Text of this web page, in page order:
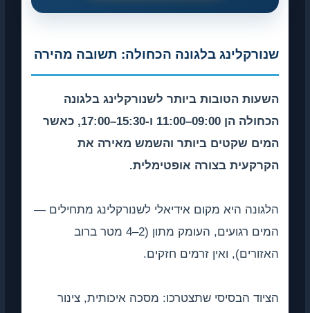
שנורקלינג בלגונה הכחולה: תשובה מהירה
השעות הטובות ביותר לשנורקלינג בלגונה
הכחולה הן 09:00–11:00 ו-15:30–17:00, כאשר
המים שקטים ביותר והשמש מאירה את
הקרקעית בצורה אופטימלית.
הלגונה היא מקום אידיאלי לשנורקלינג מתחילים —
המים רגועים, העומק מתון (2–4 מטר ברוב
האזורים), ואין זרמים חזקים.
הציוד הבסיסי שתצטרכו: מסכה איכותית, צינור